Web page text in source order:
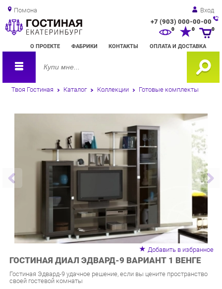
Помона Вход
+7 (903) 000-00-00
О ПРОЕКТЕ ФАБРИКИ КОНТАКТЫ ОПЛАТА И ДОСТАВКА
0 0
Твоя Гостиная Каталог Коллекции Готовые комплекты
Добавить в избранное
ГОСТИНАЯ ДИАЛ ЭДВАРД-9 ВАРИАНТ 1 ВЕНГЕ
Гостиная Эдвард-9 удачное решение, если вы цените пространство
Рейтинг: